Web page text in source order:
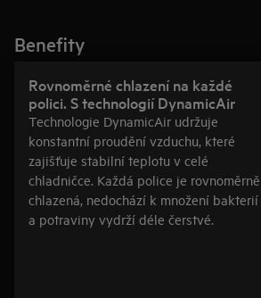
Benefity
Rovnoměrné chlazení na každé
polici. S technologií DynamicAir
Technologie DynamicAir udržuje
konstantní proudění vzduchu, které
zajišťuje stabilní teplotu v celé
chladničce. Každá police je rovnoměrně
chlazená, nedochází k množení bakterií
a potraviny vydrží déle čerstvé.